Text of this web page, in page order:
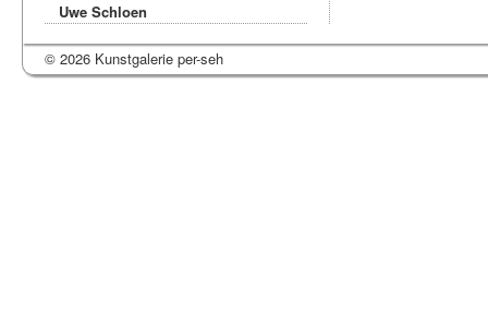
Uwe Schloen
© 2026 Kunstgalerie per-seh